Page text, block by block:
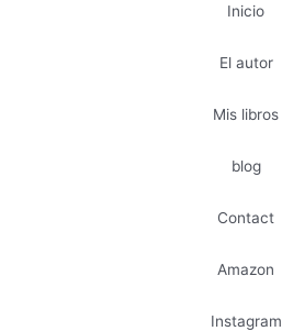
Inicio
El autor
Mis libros
blog
Contact
Amazon
Instagram